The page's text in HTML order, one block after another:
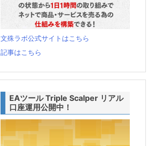
文殊ラボ公式サイトはこちら
記事はこちら
EAツール Triple Scalper リアル
口座運用公開中！